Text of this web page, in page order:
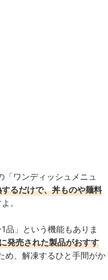
ワンディッシュメニュ
るだけで、丼ものや麺料
。
品」という機能もありま
発売された製品がおすす
め、解凍するひと手間がか